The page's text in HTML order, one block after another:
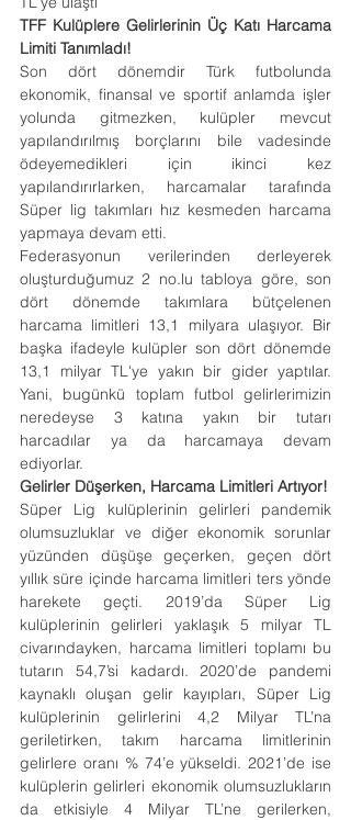
TFF Kulüplere Gelirlerinin Üç Katı Harcama
Limiti Tanımladı!
Son dört dönemdir Türk futbolunda
ekonomik, finansal ve sportif anlamda işler
yolunda gitmezken, kulüpler mevcut
yapılandırılmış borçlarını bile vadesinde
ödeyemedikleri için ikinci kez
yapılandırırlarken, harcamalar tarafında
Süper lig takımları hız kesmeden harcama
yapmaya devam etti.
Federasyonun verilerinden derleyerek
oluşturduğumuz 2 no.lu tabloya göre, son
dört dönemde takımlara bütçelenen
harcama limitleri 13,1 milyara ulaşıyor. Bir
başka ifadeyle kulüpler son dört dönemde
13,1 milyar TL'ye yakın bir gider yaptılar.
Yani, bugünkü toplam futbol gelirlerimizin
neredeyse 3 katına yakın bir tutarı
harcadılar ya da harcamaya devam
ediyorlar.
Gelirler Düşerken, Harcama Limitleri Artıyor!
Süper Lig kulüplerinin gelirleri pandemik
olumsuzluklar ve diğer ekonomik sorunlar
yüzünden düşüşe geçerken, geçen dört
yıllık süre içinde harcama limitleri ters yönde
harekete geçti. 2019’da Süper Lig
kulüplerinin gelirleri yaklaşık 5 milyar TL
civarındayken, harcama limitleri toplamı bu
tutarın 54,7’si kadardı. 2020’de pandemi
kaynaklı oluşan gelir kayıpları, Süper Lig
kulüplerinin gelirlerini 4,2 Milyar TL’na
geriletirken, takım harcama limitlerinin
gelirlere oranı % 74’e yükseldi. 2021’de ise
kulüplerin gelirleri ekonomik olumsuzlukların
da etkisiyle 4 Milyar TL’ne gerilerken,